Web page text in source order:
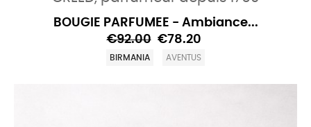
BOUGIE PARFUMEE - Ambiance...
€92.00 €78.20
BIRMANIA AVENTUS